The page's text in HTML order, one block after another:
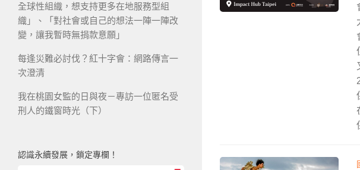
全球性組織，想支持更多在地服務型組
織」、「對社會或自己的想法一陣一陣改
變，讓我暫時無捐款意願」
每逢災難必討伐？紅十字會：網路傳言一
次澄清
我在桃園女監的日與夜－專訪一位匿名受
刑人的鐵窗時光（下）
認識永續發展，鎖定專欄！